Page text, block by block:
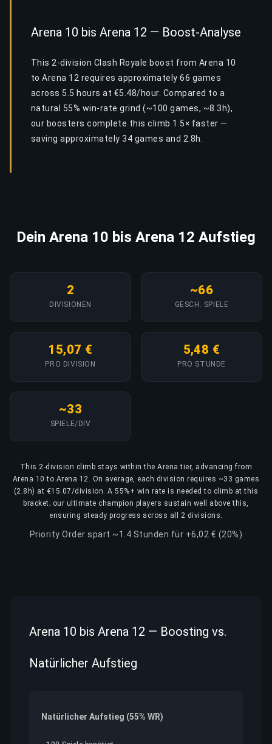
Arena 10 bis Arena 12 — Boost-Analyse
This 2-division Clash Royale boost from Arena 10
to Arena 12 requires approximately 66 games
across 5.5 hours at €5.48/hour. Compared to a
natural 55% win-rate grind (~100 games, ~8.3h),
our boosters complete this climb 1.5× faster —
saving approximately 34 games and 2.8h.
Dein Arena 10 bis Arena 12 Aufstieg
2
DIVISIONEN
~66
GESCH. SPIELE
15,07 €
PRO DIVISION
5,48 €
PRO STUNDE
~33
SPIELE/DIV
This 2-division climb stays within the Arena tier, advancing from
Arena 10 to Arena 12. On average, each division requires ~33 games
(2.8h) at €15.07/division. A 55%+ win rate is needed to climb at this
bracket; our ultimate champion players sustain well above this,
ensuring steady progress across all 2 divisions.
Priority Order spart ~1.4 Stunden für +6,02 € (20%)
Arena 10 bis Arena 12 — Boosting vs.
Natürlicher Aufstieg
Natürlicher Aufstieg (55% WR)